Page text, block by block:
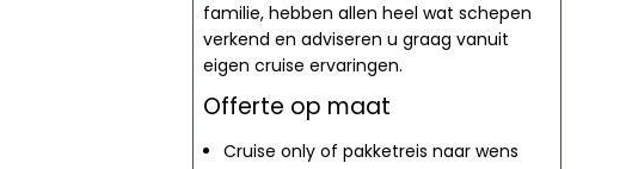
familie, hebben allen heel wat schepen
verkend en adviseren u graag vanuit
eigen cruise ervaringen.
Offerte op maat
Cruise only of pakketreis naar wens